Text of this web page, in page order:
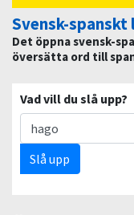
Svensk-spanskt
Det öppna svensk-
översätta ord till
Vad vill du slå upp?
Slå upp